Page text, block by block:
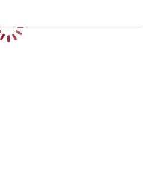
Loading